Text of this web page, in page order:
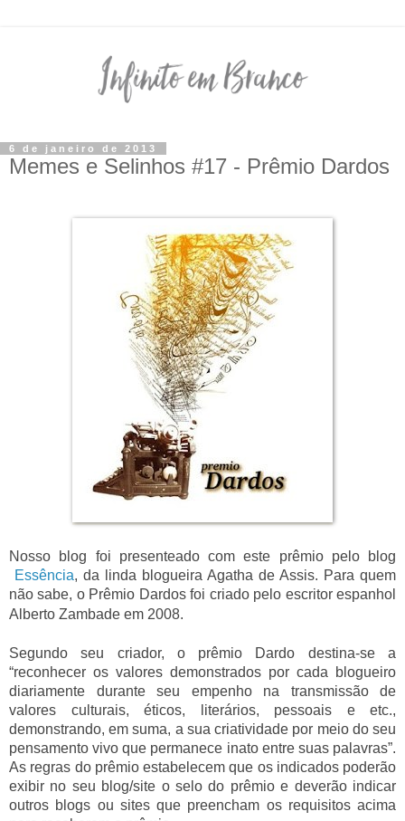
6 de janeiro de 2013
Memes e Selinhos #17 - Prêmio Dardos
Nosso blog foi presenteado com este prêmio pelo blog
Essência, da linda blogueira Agatha de Assis. Para quem
não sabe, o Prêmio Dardos foi criado pelo escritor espanhol
Alberto Zambade em 2008.
Segundo seu criador, o prêmio Dardo destina-se a
“reconhecer os valores demonstrados por cada blogueiro
diariamente durante seu empenho na transmissão de
valores culturais, éticos, literários, pessoais e etc.,
demonstrando, em suma, a sua criatividade por meio do seu
pensamento vivo que permanece inato entre suas palavras”.
As regras do prêmio estabelecem que os indicados poderão
exibir no seu blog/site o selo do prêmio e deverão indicar
outros blogs ou sites que preencham os requisitos acima